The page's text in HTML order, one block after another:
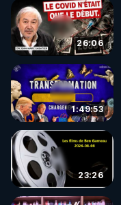
26:06
1:49:53
23:26